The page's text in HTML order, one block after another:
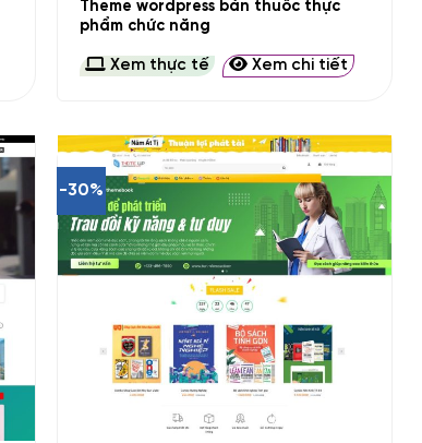
Theme wordpress bán thuốc thực
phẩm chức năng
Xem thực tế Xem chi tiết
-30%